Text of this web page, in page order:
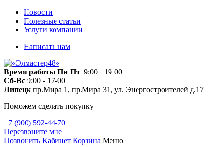
Новости
Полезные статьи
Услуги компании
Написать нам
Время работы Пн-Пт 9:00 - 19-00
Сб-Вс 9:00 - 17-00
Липецк пр.Мира 1, пр.Мира 31, ул. Энергостроителей д.17
Поможем сделать покупку
+7 (900) 592-44-70
Перезвоните мне
Позвонить Кабинет Корзина Меню